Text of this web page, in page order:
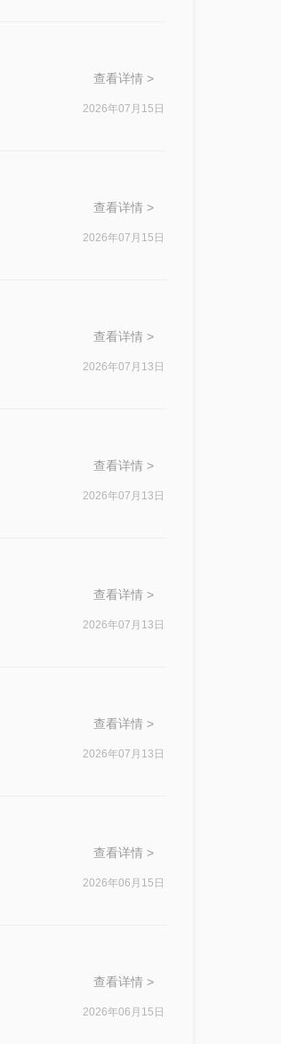
查看详情 >
2026年07月15日
查看详情 >
2026年07月15日
查看详情 >
2026年07月13日
查看详情 >
2026年07月13日
查看详情 >
2026年07月13日
查看详情 >
2026年07月13日
查看详情 >
2026年06月15日
查看详情 >
2026年06月15日